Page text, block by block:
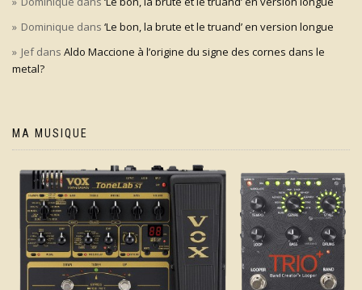
Dominique dans ‘Le bon, la brute et le truand’ en version longue
Jefdans Aldo Maccione à l’origine du signe des cornes dans le
metal?
MA MUSIQUE